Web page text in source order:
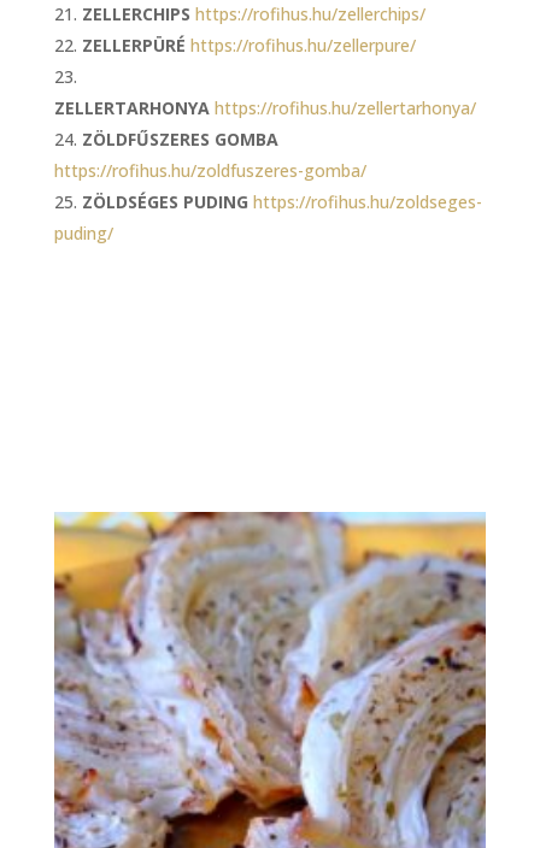
ZELLERCHIPS https://rofihus.hu/zellerchips/
ZELLERPÜRÉ https://rofihus.hu/zellerpure/
ZELLERTARHONYA https://rofihus.hu/zellertarhonya/
ZÖLDFŰSZERES GOMBA
https://rofihus.hu/zoldfuszeres-gomba/
ZÖLDSÉGES PUDING https://rofihus.hu/zoldseges-
puding/